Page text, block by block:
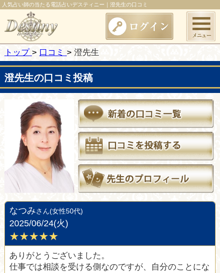
人気占い師の当たる電話占いデスティニー｜澄先生の口コミ
トップ 口コミ 澄先生
澄先生の口コミ投稿
なつみさん(女性50代)
2025/06/24(火)
★★★★★
ありがとうございました。
仕事では相談を受ける側なのですが、自分のことにな